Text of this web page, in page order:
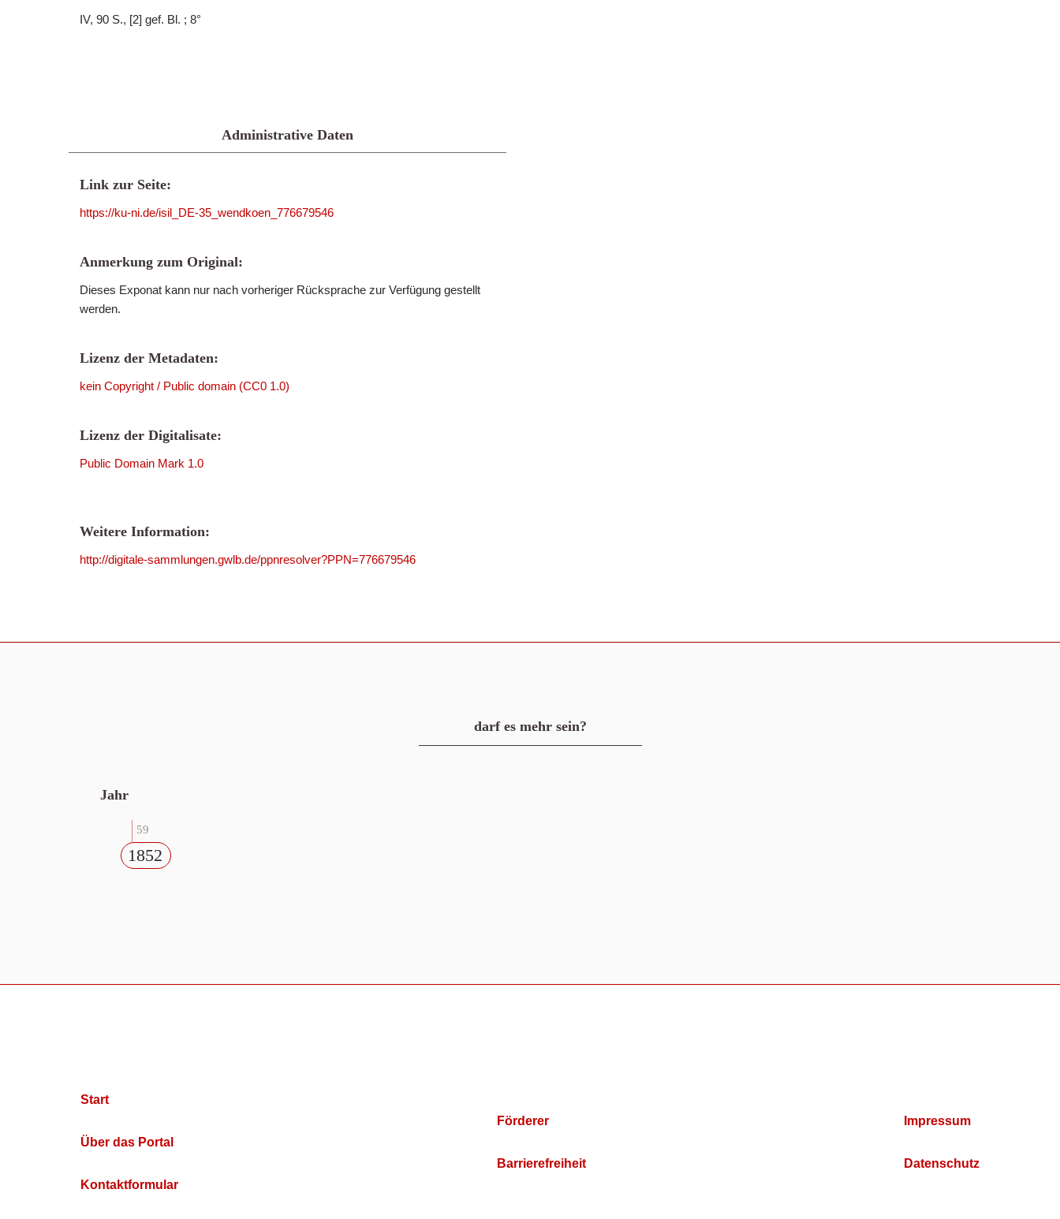
IV, 90 S., [2] gef. Bl. ; 8°
Administrative Daten
Link zur Seite:
https://ku-ni.de/isil_DE-35_wendkoen_776679546
Anmerkung zum Original:
Dieses Exponat kann nur nach vorheriger Rücksprache zur Verfügung gestellt
werden.
Lizenz der Metadaten:
kein Copyright / Public domain (CC0 1.0)
Lizenz der Digitalisate:
Public Domain Mark 1.0
Weitere Information:
http://digitale-sammlungen.gwlb.de/ppnresolver?PPN=776679546
darf es mehr sein?
Jahr
59
1852
Start
Über das Portal
Kontaktformular
Förderer
Barrierefreiheit
Impressum
Datenschutz